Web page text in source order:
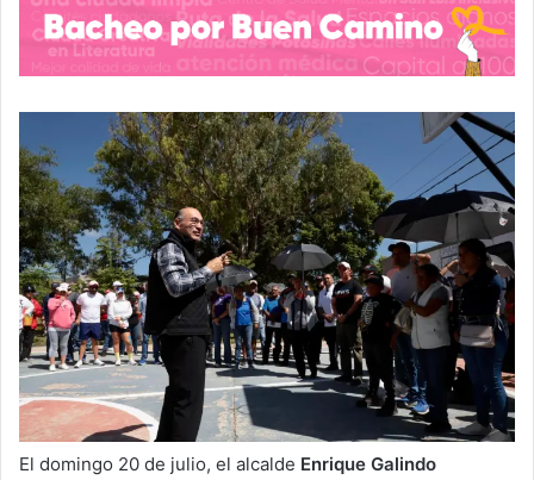
El domingo 20 de julio, el alcalde Enrique Galindo